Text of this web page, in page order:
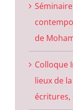
de
Colloque
lieux de
écritures,